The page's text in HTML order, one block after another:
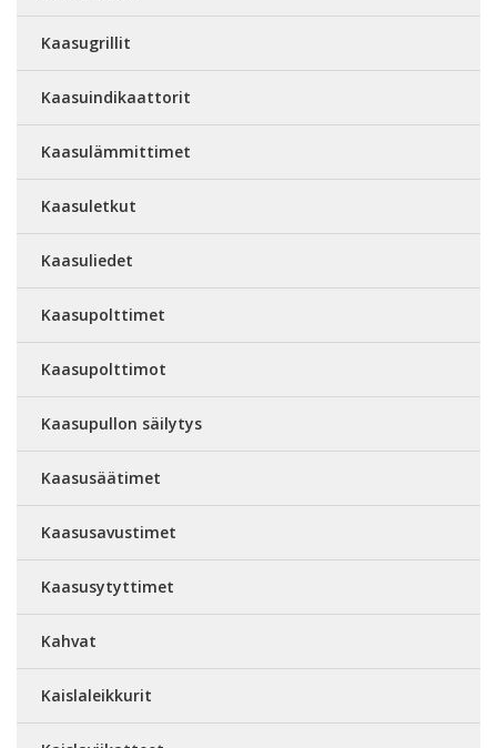
Kaasugrillit
Kaasuindikaattorit
Kaasulämmittimet
Kaasuletkut
Kaasuliedet
Kaasupolttimet
Kaasupolttimot
Kaasupullon säilytys
Kaasusäätimet
Kaasusavustimet
Kaasusytyttimet
Kahvat
Kaislaleikkurit